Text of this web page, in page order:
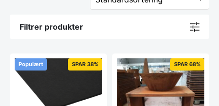
Filtrer produkter
Populært SPAR 38% SPAR 68%